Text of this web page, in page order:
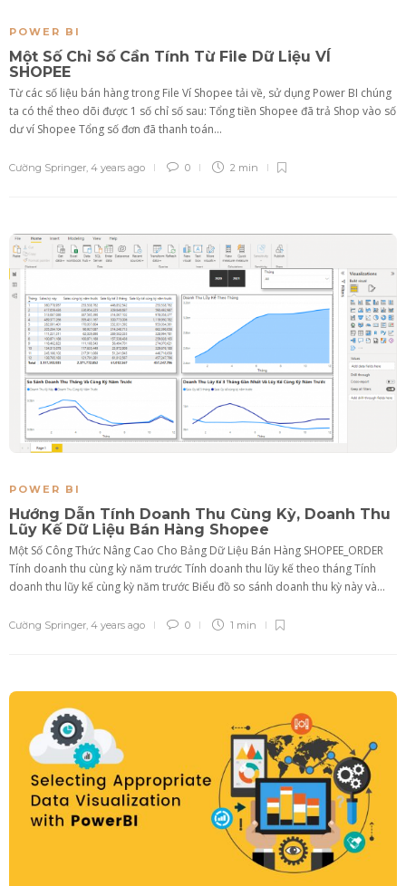
POWER BI
Một Số Chỉ Số Cần Tính Từ File Dữ Liệu VÍ
SHOPEE
Từ các số liệu bán hàng trong File Ví Shopee tải về, sử dụng Power BI chúng
ta có thể theo dõi được 1 số chỉ số sau: Tổng tiền Shopee đã trả Shop vào số
dư ví Shopee Tổng số đơn đã thanh toán...
Cường Springer 4 years ago 0 2 min
POWER BI
Hướng Dẫn Tính Doanh Thu Cùng Kỳ, Doanh Thu
Lũy Kế Dữ Liệu Bán Hàng Shopee
Một Số Công Thức Nâng Cao Cho Bảng Dữ Liệu Bán Hàng SHOPEE_ORDER
Tính doanh thu cùng kỳ năm trước Tính doanh thu lũy kế theo tháng Tính
doanh thu lũy kế cùng kỳ năm trước Biểu đồ so sánh doanh thu kỳ này và...
Cường Springer, 4 years ago 0 1 min